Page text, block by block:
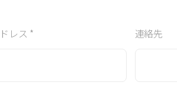
レス * 連絡先